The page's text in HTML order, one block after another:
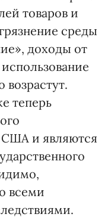
товаров и
среды
доходы от
теперь
США и являются
всеми